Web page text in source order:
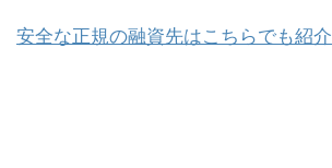
安全な正規の融資先はこちらでも紹介